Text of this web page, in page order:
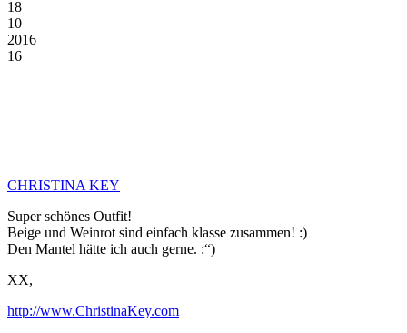
18
10
2016
16
CHRISTINA KEY
Super schönes Outfit!
Beige und Weinrot sind einfach klasse zusammen! :)
Den Mantel hätte ich auch gerne. :“)
XX,
http://www.ChristinaKey.com